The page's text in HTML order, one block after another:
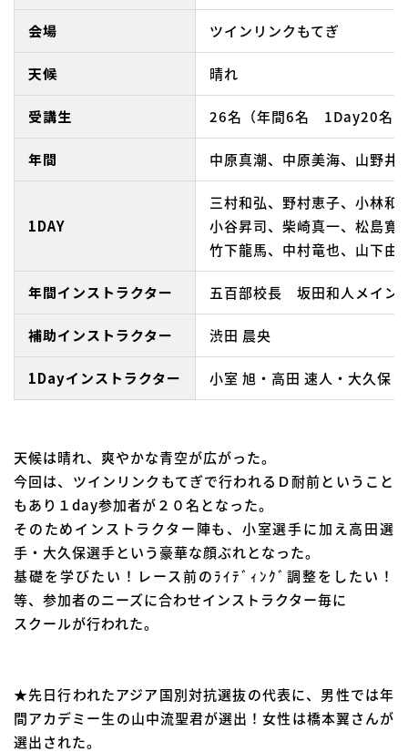
会場 ツインリンクもてぎ
天候 晴れ
受講生 26名（年間6名 1Day20名）
年間 中原真潮、中原美海、山野井
1DAY
三村和弘、野村恵子、小林和
小谷昇司、柴崎真一、松島寛
竹下龍馬、中村竜也、山下由
年間インストラクター 五百部校長 坂田和人メイン
補助インストラクター 渋田 晨央
1Dayインストラクター 小室 旭・高田 速人・大久保
天候は晴れ、爽やかな青空が広がった。
今回は、ツインリンクもてぎで行われるＤ耐前ということ
もあり１day参加者が２０名となった。
そのためインストラクター陣も、小室選手に加え高田選
手・大久保選手という豪華な顔ぶれとなった。
基礎を学びたい！レース前のﾗｲﾃﾞｨﾝｸﾞ調整をしたい！
等、参加者のニーズに合わせインストラクター毎に
スクールが行われた。
★先日行われたアジア国別対抗選抜の代表に、男性では年
間アカデミー生の山中流聖君が選出！女性は橋本翼さんが
選出された。